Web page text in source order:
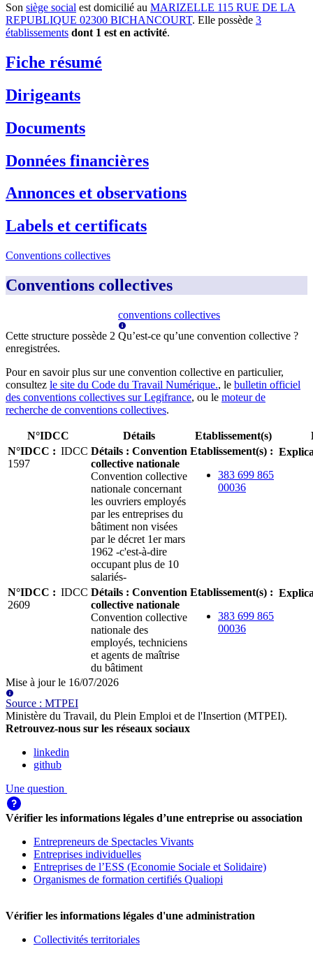
Son siège social est domicilié au MARIZELLE 115 RUE DE LA
REPUBLIQUE 02300 BICHANCOURT. Elle possède 3
établissements dont 1 est en activité.
Fiche résumé
Dirigeants
Documents
Données financières
Annonces et observations
Labels et certificats
Conventions collectives
Conventions collectives
Cette structure possède 2
conventions collectives
Qu’est-ce qu’une convention collective ?
enregistrées.
Pour en savoir plus sur une convention collective en particulier,
consultez le site du Code du Travail Numérique., le bulletin officiel
des conventions collectives sur Legifrance, ou le moteur de
recherche de conventions collectives.
N°IDCC Détails Etablissement(s)
N°IDCC : IDCC
1597
Détails : Convention
collective nationale
Convention collective
nationale concernant
les ouvriers employés
par les entreprises du
bâtiment non visées
par le décret 1er mars
1962 -c'est-à-dire
occupant plus de 10
salariés-
Etablissement(s) :
383 699 865
00036
N°IDCC : IDCC
2609
Détails : Convention
collective nationale
Convention collective
nationale des
employés, techniciens
et agents de maîtrise
du bâtiment
Etablissement(s) :
383 699 865
00036
Mise à jour le 16/07/2026
Source : MTPEI
Ministère du Travail, du Plein Emploi et de l'Insertion (MTPEI).
Retrouvez-nous sur les réseaux sociaux
linkedin
github
Une question
Vérifier les informations légales d’une entreprise ou association
Entrepreneurs de Spectacles Vivants
Entreprises individuelles
Entreprises de l’ESS (Economie Sociale et Solidaire)
Organismes de formation certifiés Qualiopi
Vérifier les informations légales d'une administration
Collectivités territoriales